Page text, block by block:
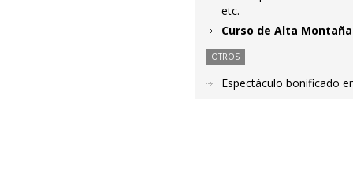
etc.
Curso de Alta Montaña
OTROS
Espectáculo bonificado